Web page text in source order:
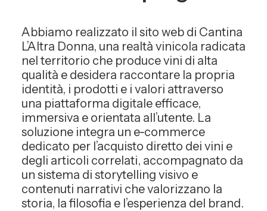
Abbiamo realizzato il sito web di Cantina
L’Altra Donna, una realtà vinicola radicata
nel territorio che produce vini di alta
qualità e desidera raccontare la propria
identità, i prodotti e i valori attraverso
una piattaforma digitale efficace,
immersiva e orientata all’utente. La
soluzione integra un e‑commerce
dedicato per l’acquisto diretto dei vini e
degli articoli correlati, accompagnato da
un sistema di storytelling visivo e
contenuti narrativi che valorizzano la
storia, la filosofia e l’esperienza del brand.